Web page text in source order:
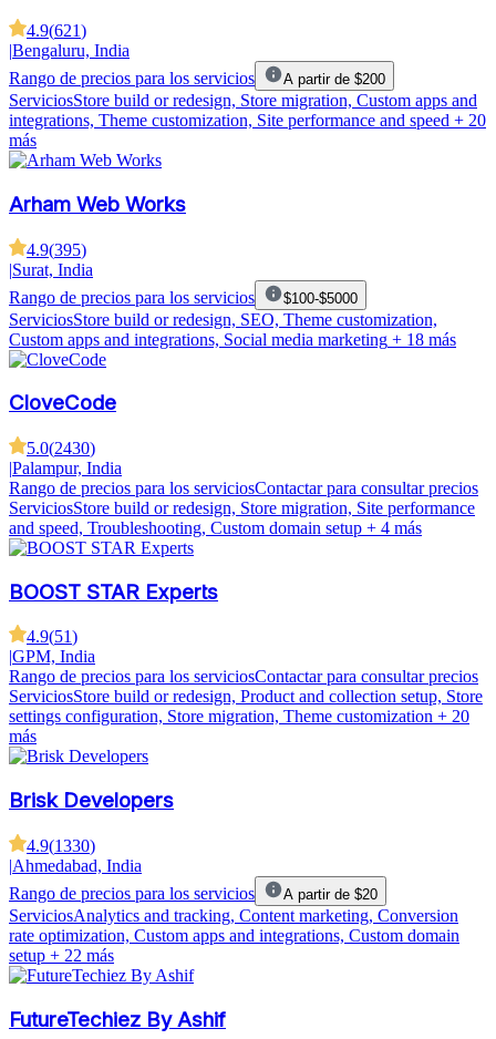
4.9(621)
|Bengaluru, India
Rango de precios para los servicios
A partir de $200
ServiciosStore build or redesign, Store migration, Custom apps and
integrations, Theme customization, Site performance and speed + 20
más
Arham Web Works
4.9(395)
|Surat, India
Rango de precios para los servicios
$100-$5000
ServiciosStore build or redesign, SEO, Theme customization,
Custom apps and integrations, Social media marketing + 18 más
CloveCode
5.0(2430)
|Palampur, India
Rango de precios para los serviciosContactar para consultar precios
ServiciosStore build or redesign, Store migration, Site performance
and speed, Troubleshooting, Custom domain setup + 4 más
BOOST STAR Experts
4.9(51)
|GPM, India
Rango de precios para los serviciosContactar para consultar precios
ServiciosStore build or redesign, Product and collection setup, Store
settings configuration, Store migration, Theme customization + 20
más
Brisk Developers
4.9(1330)
|Ahmedabad, India
Rango de precios para los servicios
A partir de $20
ServiciosAnalytics and tracking, Content marketing, Conversion
rate optimization, Custom apps and integrations, Custom domain
setup + 22 más
FutureTechiez By Ashif